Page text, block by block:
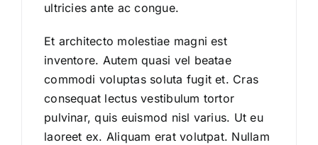
ultricies ante ac congue.
Et architecto molestiae magni est
inventore. Autem quasi vel beatae
commodi voluptas soluta fugit et. Cras
consequat lectus vestibulum tortor
pulvinar, quis euismod nisl varius. Ut eu
laoreet ex. Aliquam erat volutpat. Nullam